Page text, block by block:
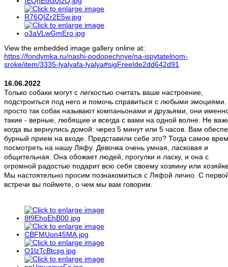
View the embedded image gallery online at:
https://fondymka.ru/nashi-podopechnye/na-ispytatelnom-
sroke/item/3335-lyalyafa-lyalya#sigFreeIde2dd642d91
16.06.2022
Только собаки могут с легкостью считать ваше настроение,
подстроиться под него и помочь справиться с любыми
просто так собак называют компаньонами и друзьями, они
такие - верные, любящие и всегда с вами на одной волне. Не
когда вы вернулись домой: через 5 минут или 5 часов. Вам
бурный прием на входе. Представили себе это? Тогда самое
посмотреть на нашу Ляфу. Девочка очень умная, ласковая и
общительная. Она обожает людей, прогулки и ласку, и она с
огромной радостью подарит всю себя своему хозяину или
Мы настоятельно просим познакомиться с Ляфой лично. С
встречи вы поймете, о чем мы вам говорим.